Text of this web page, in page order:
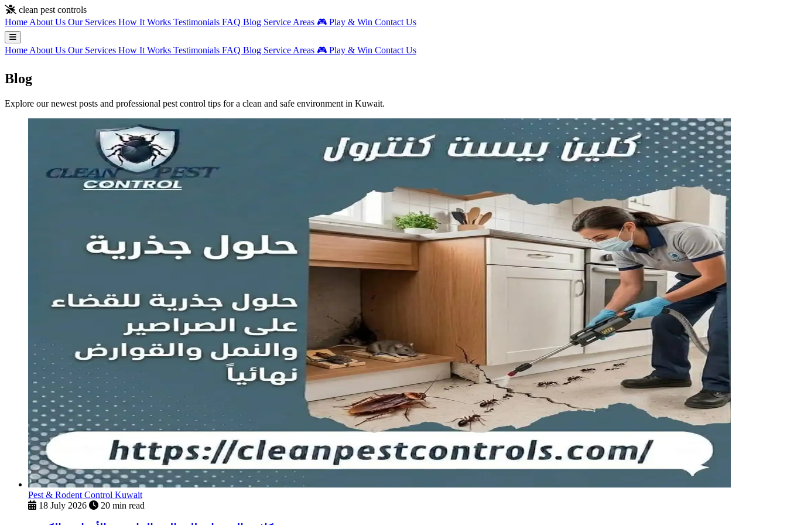
Skip to main content
clean pest controls
Home About Us Our Services How It Works Testimonials FAQ Blog Service Areas 🎮 Play & Win Contact Us
Home About Us Our Services How It Works Testimonials FAQ Blog Service Areas 🎮 Play & Win Contact Us
Blog
Explore our newest posts and professional pest control tips for a clean and safe environment in Kuwait.
Pest & Rodent Control Kuwait
18 July 2026
20 min read